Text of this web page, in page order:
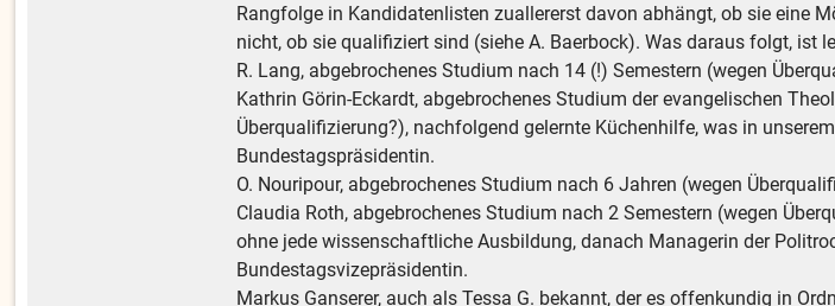
Rangfolge in Kandidatenlisten zuallererst davon abhängt, ob sie eine
nicht, ob sie qualifiziert sind (siehe A. Baerbock). Was daraus folgt, ist
R. Lang, abgebrochenes Studium nach 14 (!) Semestern (wegen
Kathrin Görin-Eckardt, abgebrochenes Studium der evangelischen
Überqualifizierung?), nachfolgend gelernte Küchenhilfe, was in
Bundestagspräsidentin.
O. Nouripour, abgebrochenes Studium nach 6 Jahren (wegen
Claudia Roth, abgebrochenes Studium nach 2 Semestern (wegen
ohne jede wissenschaftliche Ausbildung, danach Managerin der
Bundestagsvizepräsidentin.
Markus Ganserer, auch als Tessa G. bekannt, der es offenkundig in